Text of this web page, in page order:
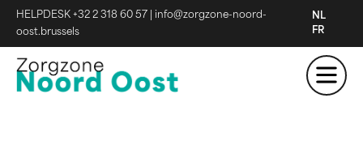
HELPDESK +32 2 318 60 57
info@zorgzone-noord-
oost.brussels
NL
FR